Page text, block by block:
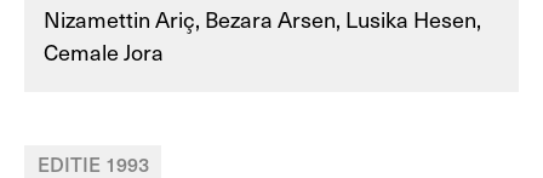
Nizamettin Ariç, Bezara Arsen, Lusika Hesen,
Cemale Jora
EDITIE 1993